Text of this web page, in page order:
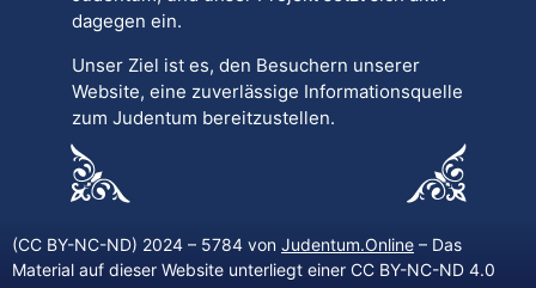
dagegen ein.
Unser Ziel ist es, den Besuchern unserer
Website, eine zuverlässige Informationsquelle
zum Judentum bereitzustellen.
(CC BY-NC-ND) 2024 – 5784 von Judentum.Online – Das
Material auf dieser Website unterliegt einer CC BY-NC-ND 4.0